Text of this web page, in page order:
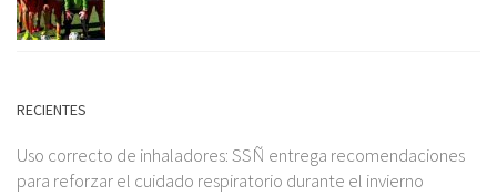
RECIENTES
Uso correcto de inhaladores: SSÑ entrega recomendaciones
para reforzar el cuidado respiratorio durante el invierno